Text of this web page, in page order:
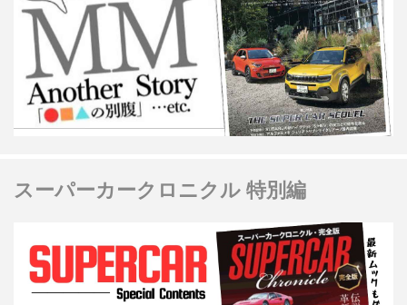
スーパーカークロニクル 特別編